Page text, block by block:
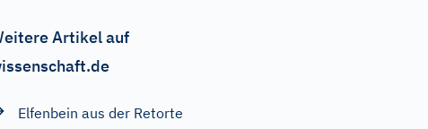
Artikel auf
Elfenbein aus der Retorte